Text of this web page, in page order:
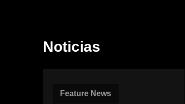
Noticias
Feature News